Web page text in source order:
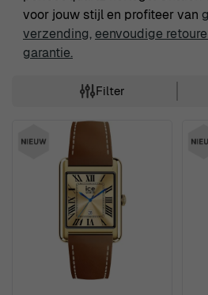
voor jouw stijl en profiteer van
verzending,eenvoudige
garantie.
Skip to product list
Filter